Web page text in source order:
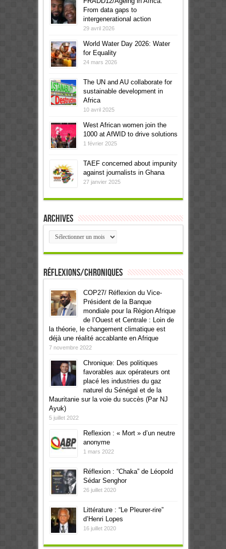
From data gaps to
intergenerational action
29 avril 2026
World Water Day 2026: Water
for Equality
24 mars 2026
The UN and AU collaborate for
sustainable development in
Africa
10 avril 2025
West African women join the
1000 at AfWID to drive solutions
1 février 2025
TAEF concerned about impunity
against journalists in Ghana
27 janvier 2025
Archives
Archives
Réflexions/Chroniques
COP27/ Réflexion du Vice-
Président de la Banque
mondiale pour la Région Afrique
de l’Ouest et Centrale : Loin de
la théorie, le changement climatique est
déjà une réalité accablante en Afrique
7 novembre 2022
Chronique: Des politiques
favorables aux opérateurs ont
placé les industries du gaz
naturel du Sénégal et de la
Mauritanie sur la voie du succès (Par NJ
Ayuk)
5 juillet 2022
Reflexion : « Mort » d’un neutre
anonyme
1 mars 2022
Réflexion : “Chaka” de Léopold
Sédar Senghor
26 juillet 2020
Littérature : “Le Pleurer-rire”
d’Henri Lopes
16 juillet 2020